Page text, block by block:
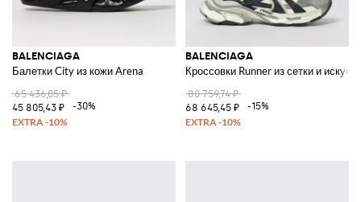
BALENCIAGA
Балетки City из кожи Arena
65 436,05 ₽
45 805,43 ₽
-30%
BALENCIAGA
Кроссовки Runner из сетки и
80 759,74 ₽
68 645,45 ₽
-15%